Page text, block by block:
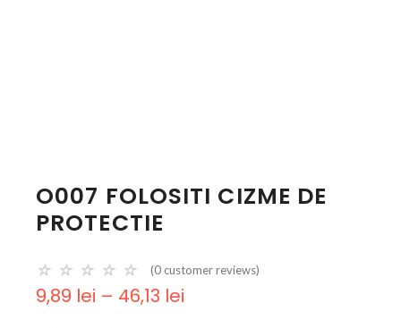
O007 FOLOSITI CIZME DE
PROTECTIE
☆ ☆ ☆ ☆ ☆ (0 customer reviews)
9,89 lei – 46,13 lei